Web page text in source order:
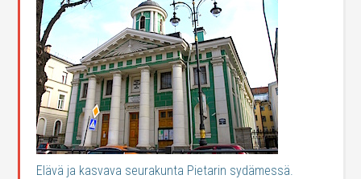
Elävä ja kasvava seurakunta Pietarin sydämessä.